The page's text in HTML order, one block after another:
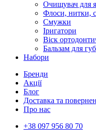
Очищувач для
Флоси, нитки,
Смужки
Іригатори
Віск
Бальзам для губ
Набори
Бренди
Акції
Блог
Доставка та
Про нас
+38 097 956 80 70